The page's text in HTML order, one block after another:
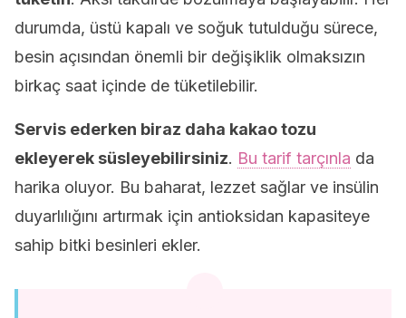
durumda, üstü kapalı ve soğuk tutulduğu sürece,
besin açısından önemli bir değişiklik olmaksızın
birkaç saat içinde de tüketilebilir.
Servis ederken biraz daha kakao tozu
ekleyerek süsleyebilirsiniz. Bu tarif tarçınla da
harika oluyor. Bu baharat, lezzet sağlar ve insülin
duyarlılığını artırmak için antioksidan kapasiteye
sahip bitki besinleri ekler.